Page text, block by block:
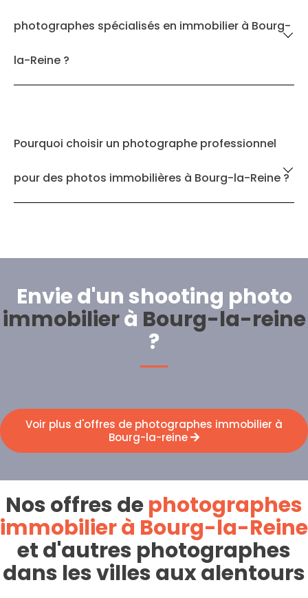
photographes spécialisés en immobilier à Bourg-
la-Reine ?
Pourquoi choisir un photographe professionnel
pour des photos immobilières à Bourg-la-Reine ?
Envie d'un shooting photo
immobilierà Bourg-la-reine
?
Voir plus d'offres de photographes immobilier à
Bourg-la-reine
Nos offres dephotographes
immobilier à Bourg-la-Reine
et d'autres photographes
dans les villes aux alentours